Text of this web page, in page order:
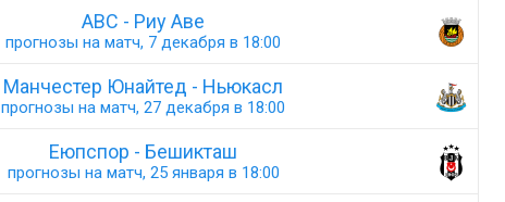
АВС - Риу Аве
прогнозы на матч, 7 декабря в 18:00
Манчестер Юнайтед - Ньюкасл
прогнозы на матч, 27 декабря в 18:00
Еюпспор - Бешикташ
прогнозы на матч, 25 января в 18:00